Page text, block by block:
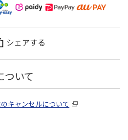
シェアする
ついて
キャンセルについて